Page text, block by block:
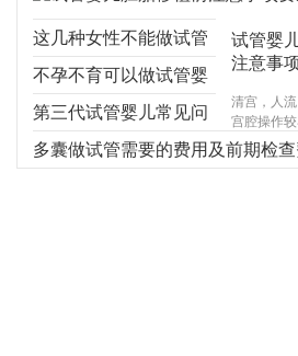
试管婴
注意事
清宫，人
宫腔操作
伤，使基底
腔内形成粘
这几种女性不能做试管
婴儿，不能！不能！不
能！
不孕不育可以做试管婴
儿吗？
第三代试管婴儿常见问
题，你想知道的都在
多囊做试管需要的费用及前期检查